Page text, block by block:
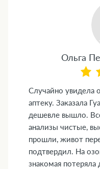
Ольга
Случайно увидела
аптеку. Заказала
дешевле вышло.
анализы чистые,
прошли, живот
подтвердил. На
знакомая потеряла